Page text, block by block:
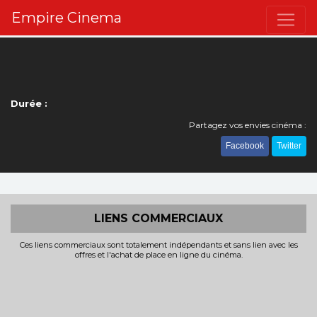
Empire Cinema
Durée :
Partagez vos envies cinéma :
Facebook Twitter
LIENS COMMERCIAUX
Ces liens commerciaux sont totalement indépendants et sans lien avec les
offres et l'achat de place en ligne du cinéma.